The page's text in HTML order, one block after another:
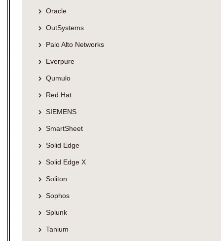
Oracle
OutSystems
Palo Alto Networks
Everpure
Qumulo
Red Hat
SIEMENS
SmartSheet
Solid Edge
Solid Edge X
Soliton
Sophos
Splunk
Tanium